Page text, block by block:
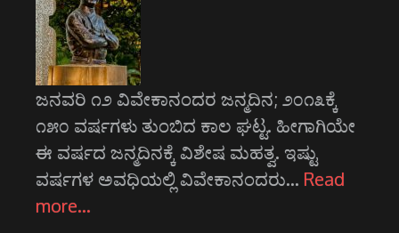
ಜನವರಿ ೧೨ ವಿವೇಕಾನಂದರ ಜನ್ಮದಿನ; ೨೦೧೩ಕ್ಕೆ
೧೫೦ ವರ್ಷಗಳು ತುಂಬಿದ ಕಾಲ ಘಟ್ಟ. ಹೀಗಾಗಿಯೇ
ಈ ವರ್ಷದ ಜನ್ಮದಿನಕ್ಕೆ ವಿಶೇಷ ಮಹತ್ವ. ಇಷ್ಟು
ವರ್ಷಗಳ ಅವಧಿಯಲ್ಲಿ ವಿವೇಕಾನಂದರು… Read
more…